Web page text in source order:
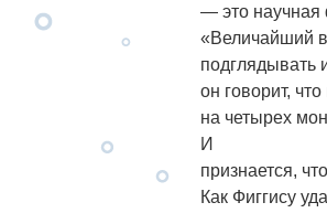
— это научная
«Величайший
подглядывать
он говорит,
на четырех
И
признается,
Как Фиггису